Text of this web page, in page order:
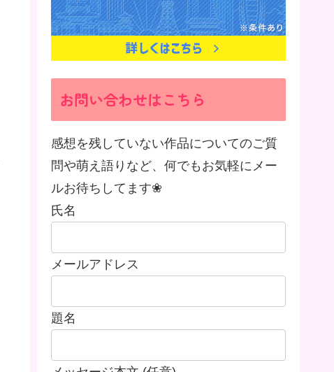
お問い合わせはこちら
感想を残していない作品についてのご質
問や萌え語りなど、何でもお気軽にメー
ルお待ちしてます❀
氏名
メールアドレス
題名